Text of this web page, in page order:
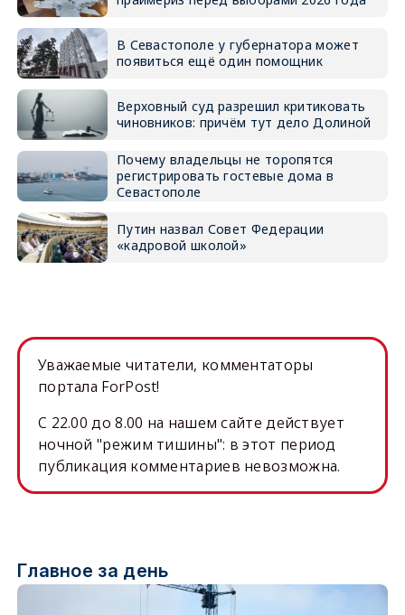
В Севастополе у губернатора может
появиться ещё один помощник
Верховный суд разрешил критиковать
чиновников: причём тут дело Долиной
Почему владельцы не торопятся
регистрировать гостевые дома в
Севастополе
Путин назвал Совет Федерации
«кадровой школой»
Уважаемые читатели, комментаторы
портала ForPost!
C 22.00 до 8.00 на нашем сайте действует
ночной "режим тишины": в этот период
публикация комментариев невозможна.
Главное за день